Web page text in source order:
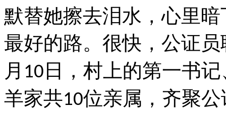
默替她擦去泪水，心里
最好的路。很快，公证
月 10 日，村上的第一书
羊家共10位亲属，齐聚